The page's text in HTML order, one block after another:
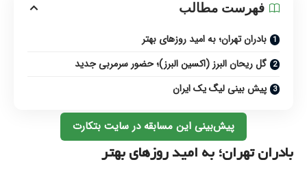
فهرست مطالب
بادران تهران؛ به امید روزهای بهتر
گل ریحان البرز (اکسین البرز)؛ حضور سرمربی جدید
پیش‌ بینی لیگ یک ایران
پیش‌بینی این مسابقه در سایت بتکارت
بادران تهران؛ به امید روزهای بهتر